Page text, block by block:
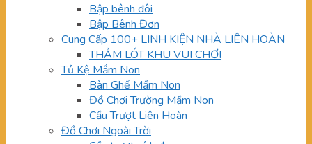
Bập bênh đôi
Bập Bênh Đơn
Cung Cấp 100+ LINH KIỆN NHÀ LIÊN HOÀN
THẢM LÓT KHU VUI CHƠI
Tủ Kệ Mầm Non
Bàn Ghế Mầm Non
Đồ Chơi Trường Mầm Non
Cầu Trượt Liên Hoàn
Đồ Chơi Ngoài Trời